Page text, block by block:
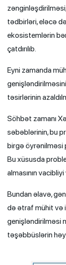
tədbirləri, eləcə
ekosistemlərin
çatdırılıb.
Eyni zamanda
təsirlərinin
Söhbət zamanı
səbəblərinin, bu
birgə öyrənilməsi
Bu xüsusda
almasının
Bundan əlavə,
də ətraf mühit və
genişləndirilməsi
təşəbbüslərin